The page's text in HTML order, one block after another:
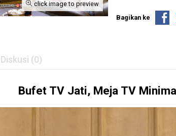
click image to preview
Bagikan ke
Diskusi (0)
Bufet TV Jati, Meja TV